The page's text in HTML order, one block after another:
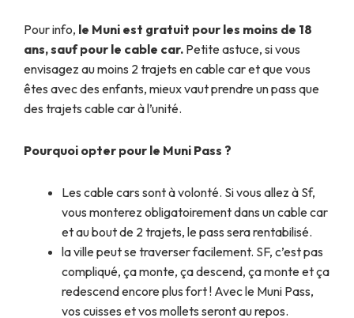
Pour info, le Muni est gratuit pour les moins de 18
ans, sauf pour le cable car. Petite astuce, si vous
envisagez au moins 2 trajets en cable car et que vous
êtes avec des enfants, mieux vaut prendre un pass que
des trajets cable car à l’unité.
Pourquoi opter pour le Muni Pass ?
Les cable cars sont à volonté. Si vous allez à Sf,
vous monterez obligatoirement dans un cable car
et au bout de 2 trajets, le pass sera rentabilisé.
la ville peut se traverser facilement. SF, c’est pas
compliqué, ça monte, ça descend, ça monte et ça
redescend encore plus fort ! Avec le Muni Pass,
vos cuisses et vos mollets seront au repos.